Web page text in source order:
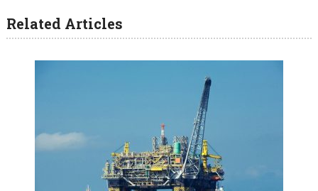
Related Articles